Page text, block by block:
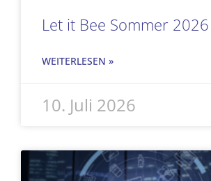
Let it Bee Sommer 2026
WEITERLESEN »
10. Juli 2026